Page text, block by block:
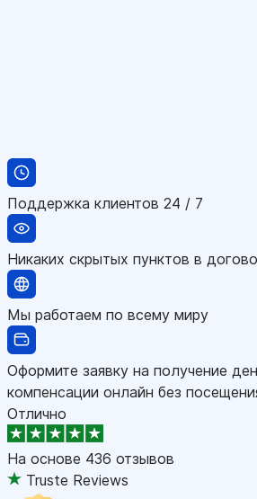
Поддержка клиентов 24 / 7
Никаких скрытых пунктов в
Мы работаем по всему миру
Оформите заявку на получение
компенсации онлайн без
Отлично
На основе 436 отзывов
Truste Reviews